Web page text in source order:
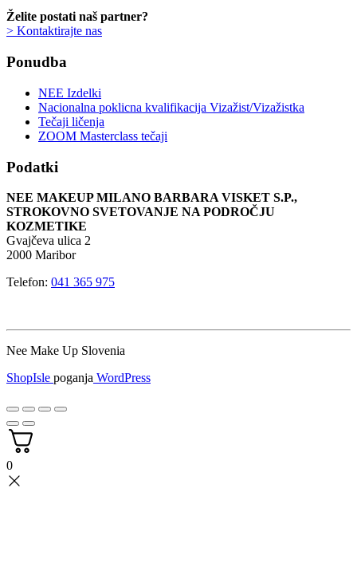
Želite postati naš partner?
> Kontaktirajte nas
Ponudba
NEE Izdelki
Nacionalna poklicna kvalifikacija Vizažist/Vizažistka
Tečaji ličenja
ZOOM Masterclass tečaji
Podatki
NEE MAKEUP MILANO BARBARA VISKET S.P.,
STROKOVNO SVETOVANJE NA PODROČJU
KOZMETIKE
Gvajčeva ulica 2
2000 Maribor
Telefon: 041 365 975
Nee Make Up Slovenia
ShopIsle poganja WordPress
0